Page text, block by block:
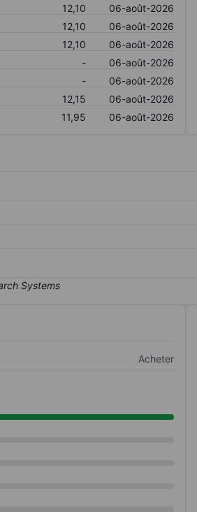
12,10
06-août-2026
12,10
06-août-2026
12,10
06-août-2026
-
06-août-2026
-
06-août-2026
12,15
06-août-2026
11,95 06-août-2026
Acheter